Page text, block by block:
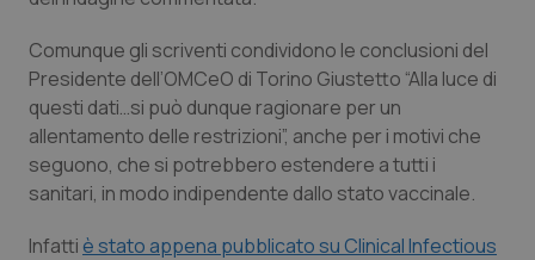
Tumore ovarico
Tumori del Polmone & Testa Collo
Tumori gastrointestinali
Ulcera & Reflusso
Comunque gli scriventi condividono le conclusioni del
Presidente dell’OMCeO di Torino Giustetto “Alla luce di
questi dati…si può dunque ragionare per un
allentamento delle restrizioni”, anche per i motivi che
seguono, che si potrebbero estendere a tutti i
sanitari, in modo indipendente dallo stato vaccinale.
Infatti è stato appena pubblicato su Clinical Infectious